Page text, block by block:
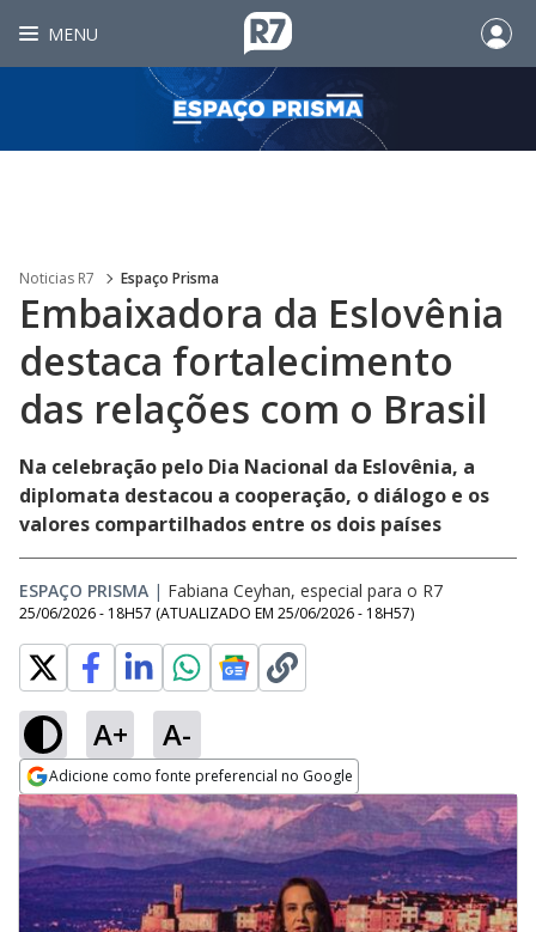
MENU
Noticias R7 Espaço Prisma
Embaixadora da Eslovênia
destaca fortalecimento
das relações com o Brasil
Na celebração pelo Dia Nacional da Eslovênia, a
diplomata destacou a cooperação, o diálogo e os
valores compartilhados entre os dois países
ESPAÇO PRISMA | Fabiana Ceyhan, especial para o R7
25/06/2026 - 18H57 (ATUALIZADO EM 25/06/2026 - 18H57)
A+ A-
Adicione como fonte preferencial no Google
Opens in new window